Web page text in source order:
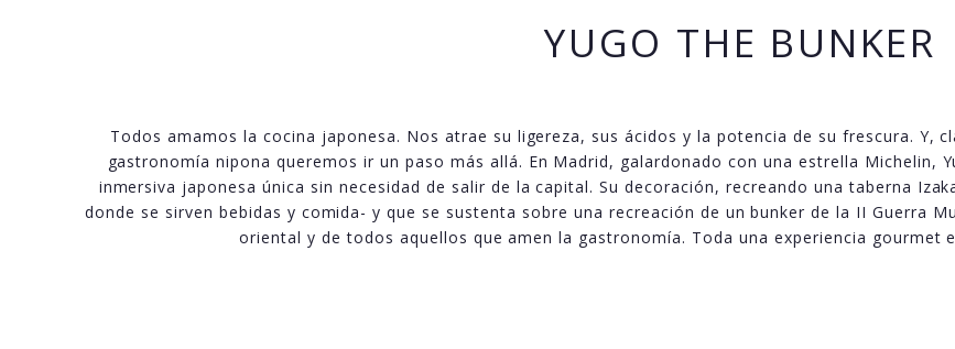
YUGO THE BUNKER
Todos amamos la cocina japonesa. Nos atrae su ligereza, sus ácidos y la potencia de su frescura. Y,
gastronomía nipona queremos ir un paso más allá. En Madrid, galardonado con una estrella Michelin,
inmersiva japonesa única sin necesidad de salir de la capital. Su decoración, recreando una taberna
donde se sirven bebidas y comida- y que se sustenta sobre una recreación de un bunker de la II Guerra
oriental y de todos aquellos que amen la gastronomía. Toda una experiencia gourmet